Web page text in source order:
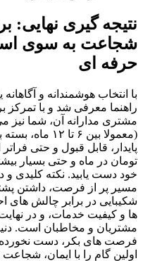
نتیجه گیری نهایی:
شجاعت به سوی
حرفه ای
با انتخاب هوشمندانه و
راهنما معرفی شد و با تمرکز
مشتری مدارانه آن، شما نیز
(معمولا بین ۶
تومان در ماه و حتی بسیار
خود دست یابید. نکته کلیدی
مسیر پر از فرصت، داشتن
شکیبایی در برابر چالش های
ها و کیفیت خدمات، و در
مشتریان و مخاطبان است.
فرصت های بکر، دست
اولین گام را با ایمان، شجاعت